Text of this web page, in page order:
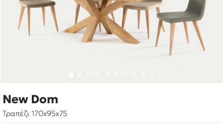
New Dom
Τραπέζι 170x95x75